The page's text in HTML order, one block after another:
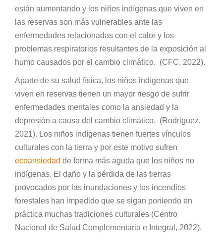
están aumentando y los niños indígenas que viven en
las reservas son más vulnerables ante las
enfermedades relacionadas con el calor y los
problemas respiratorios resultantes de la exposición al
humo causados por el cambio climático. (CFC, 2022).
Aparte de su salud física, los niños indígenas que
viven en reservas tienen un mayor riesgo de sufrir
enfermedades mentales como la ansiedad y la
depresión a causa del cambio climático. (Rodriguez,
2021). Los niños indígenas tienen fuertes vínculos
culturales con la tierra y por este motivo sufren
ecoansiedad de forma más aguda que los niños no
indígenas. El daño y la pérdida de las tierras
provocados por las inundaciones y los incendios
forestales han impedido que se sigan poniendo en
práctica muchas tradiciones culturales (Centro
Nacional de Salud Complementaria e Integral, 2022).